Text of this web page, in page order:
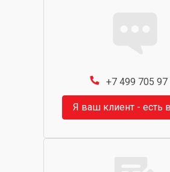
+7 499 705 97
Я ваш клиент - есть